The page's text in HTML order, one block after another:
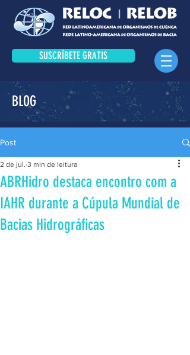
SUSCRÍBETE GRATIS
BLOG
Post
ABRHidro destaca encontro com a
IAHR durante a Cúpula Mundial de
Bacias Hidrográficas
2 de jul. 3 min de leitura